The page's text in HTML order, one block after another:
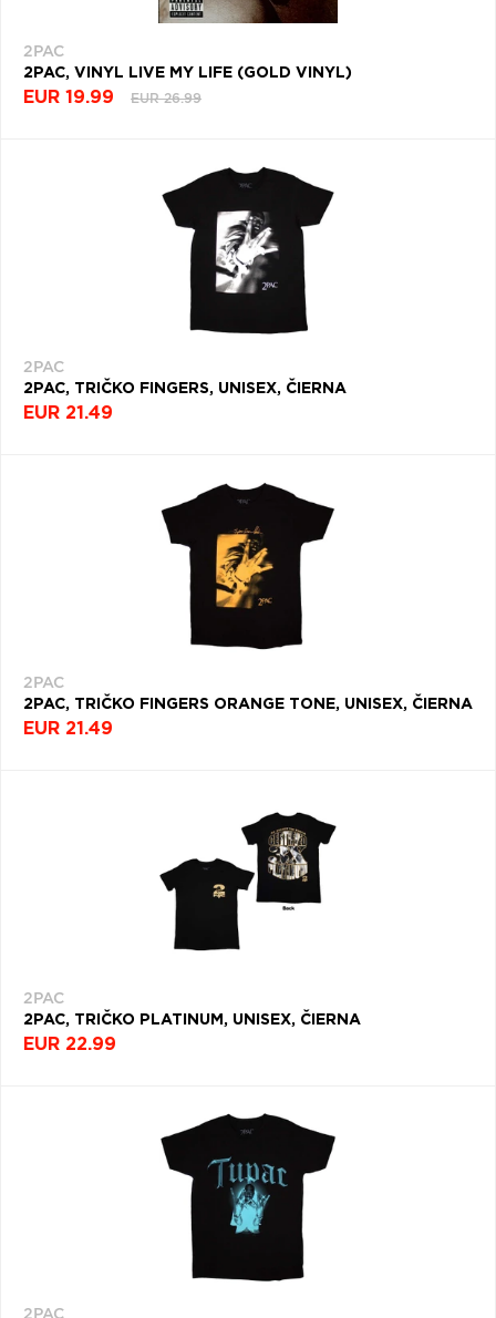
2PAC
2PAC, VINYL LIVE MY LIFE (GOLD VINYL)
EUR 19.99 EUR 26.99
2PAC
2PAC, TRIČKO FINGERS, UNISEX, ČIERNA
EUR 21.49
2PAC
2PAC, TRIČKO FINGERS ORANGE TONE, UNISEX, ČIERNA
EUR 21.49
2PAC
2PAC, TRIČKO PLATINUM, UNISEX, ČIERNA
EUR 22.99
2PAC